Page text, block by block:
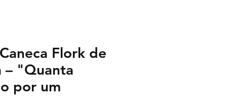
Flork de
– "Quanta
por um